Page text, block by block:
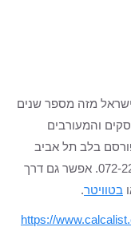
מזה מספר שנים
והמעורבים
בלב תל אביב
בטוויטר.
https://